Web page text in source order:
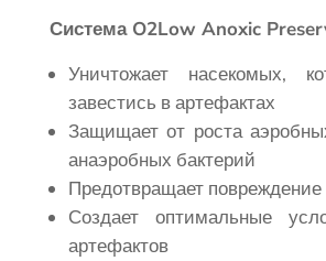
Система O2Low Anoxic
Уничтожает насекомых,
завестись в артефактах
Защищает от роста
анаэробных бактерий
Предотвращает повреждение
Создает оптимальные
артефактов